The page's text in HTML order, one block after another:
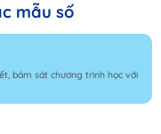
mẫu số
bám sát chương trình học với